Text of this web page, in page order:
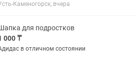
Каменогорск, вчера
для подростков
000 ₸
в отличном состоянии